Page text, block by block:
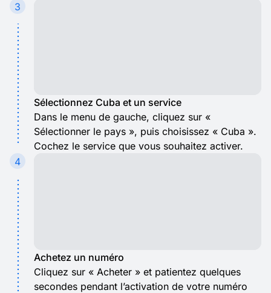
3
Sélectionnez Cuba et un service
Dans le menu de gauche, cliquez sur «
Sélectionner le pays », puis choisissez « Cuba ».
Cochez le service que vous souhaitez activer.
4
Achetez un numéro
Cliquez sur « Acheter » et patientez quelques
secondes pendant l’activation de votre numéro